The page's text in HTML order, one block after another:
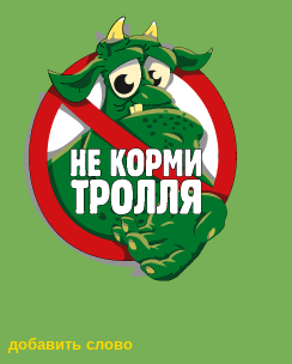
добавить слово